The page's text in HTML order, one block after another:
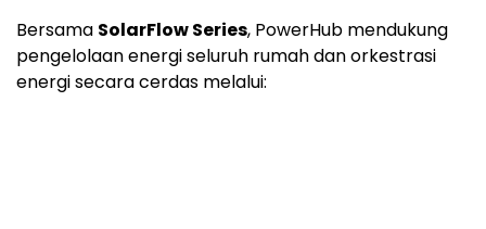
Bersama SolarFlow Series, PowerHub mendukung
pengelolaan energi seluruh rumah dan orkestrasi
energi secara cerdas melalui: